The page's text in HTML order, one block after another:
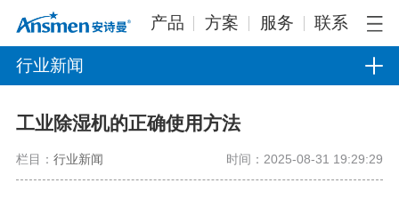
产品 方案 服务 联系
行业新闻
工业除湿机的正确使用方法
栏目： 行业新闻 时间：2025-08-31 19:29:29